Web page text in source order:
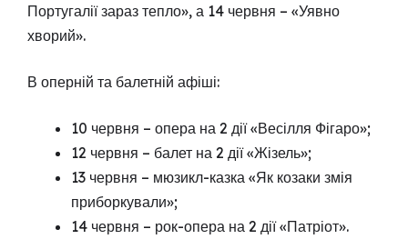
Португалії зараз тепло», а 14 червня – «Уявно
хворий».
В оперній та балетній афіші:
10 червня – опера на 2 дії «Весілля Фігаро»;
12 червня – балет на 2 дії «Жізель»;
13 червня – мюзикл-казка «Як козаки змія
приборкували»;
14 червня – рок-опера на 2 дії «Патріот».